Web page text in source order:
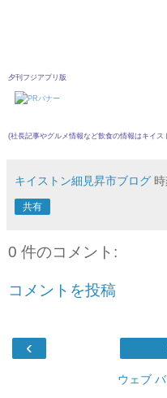
夕刊フジアプリ版
(社長記事やグルメ情報など飲食の情報は キイス
キイストン細見昇市ブログ
共有
0 件のコメント:
コメントを投稿
‹
ウェブ